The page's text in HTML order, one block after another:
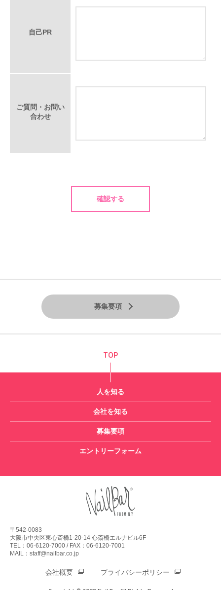
自己PR
ご質問・お問い
合わせ
募集要項
TOP
人を知る
会社を知る
募集要項
エントリーフォーム
〒542-0083
大阪市中央区東心斎橋1-20-14 心斎橋エルナビル6F
TEL：06-6120-7000 / FAX：06-6120-7001
MAIL：staff@nailbar.co.jp
会社概要 プライバシーポリシー